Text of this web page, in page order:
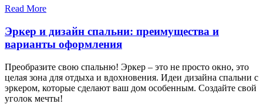
Read More
Эркер и дизайн спальни: преимущества и
варианты оформления
Преобразите свою спальню! Эркер – это не просто окно, это
целая зона для отдыха и вдохновения. Идеи дизайна спальни с
эркером, которые сделают ваш дом особенным. Создайте свой
уголок мечты!